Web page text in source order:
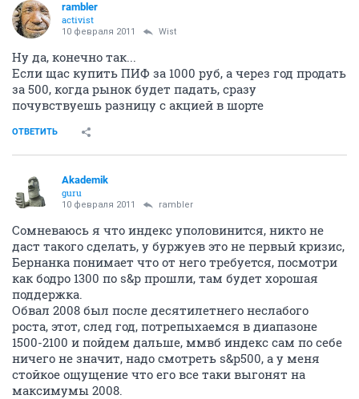
rambler
activist
10 февраля 2011 Wist
Ну да, конечно так...
Если щас купить ПИФ за 1000 руб, а через год продать
за 500, когда рынок будет падать, сразу
почувствуешь разницу с акцией в шорте
ОТВЕТИТЬ
Akademik
guru
10 февраля 2011 rambler
Сомневаюсь я что индекс уполовинится, никто не
даст такого сделать, у буржуев это не первый кризис,
Бернанка понимает что от него требуется, посмотри
как бодро 1300 по s&p прошли, там будет хорошая
поддержка.
Обвал 2008 был после десятилетнего неслабого
роста, этот, след год, потрепыхаемся в диапазоне
1500-2100 и пойдем дальше, ммвб индекс сам по себе
ничего не значит, надо смотреть s&p500, а у меня
стойкое ощущение что его все таки выгонят на
максимумы 2008.